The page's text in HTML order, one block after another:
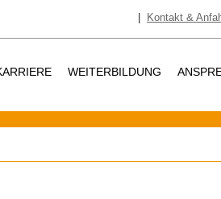
Kontakt &
WEITERBILDUNG